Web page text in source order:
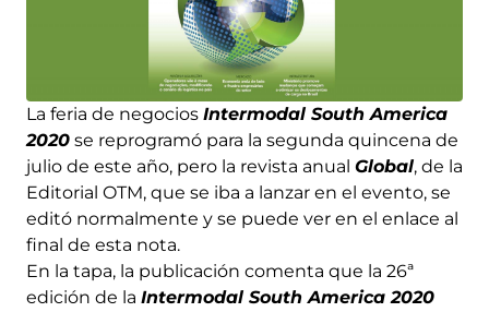
La feria de negocios Intermodal South America
2020 se reprogramó para la segunda quincena de
julio de este año, pero la revista anual Global, de la
Editorial OTM, que se iba a lanzar en el evento, se
editó normalmente y se puede ver en el enlace al
final de esta nota.
En la tapa, la publicación comenta que la 26ª
edición de la Intermodal South America 2020